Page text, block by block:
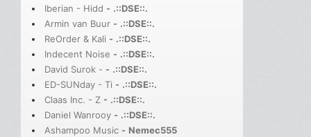
Iberian - Hidd - .::DSE::.
Armin van Buur - .::DSE::.
ReOrder & Kali - .::DSE::.
Indecent Noise - .::DSE::.
David Surok - - .::DSE::.
ED-SUNday - Ti - .::DSE::.
Claas Inc. - Z - .::DSE::.
Daniel Wanrooy - .::DSE::.
Ashampoo Music - Nemec555